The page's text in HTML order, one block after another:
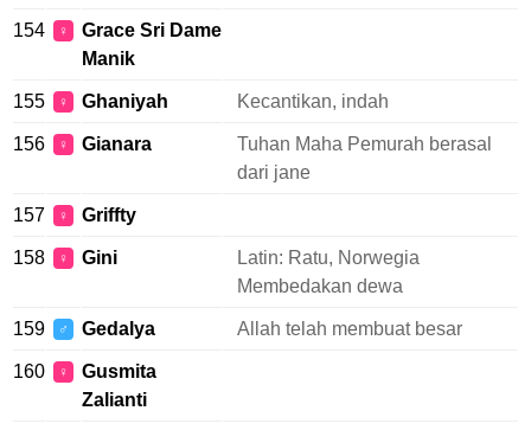
154 ♀
Grace Sri Dame
Manik
155 ♀ Ghaniyah Kecantikan, indah
156 ♀ Gianara
Tuhan Maha Pemurah berasal
dari jane
157 ♀ Griffty
158 ♀ Gini
Latin: Ratu, Norwegia
Membedakan dewa
159 ♂ Gedalya Allah telah membuat besar
160 ♀
Gusmita
Zalianti